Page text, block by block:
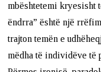
mbështetemi kryesisht
ëndrra” është një
trajton temën e
mëdha të individëve të